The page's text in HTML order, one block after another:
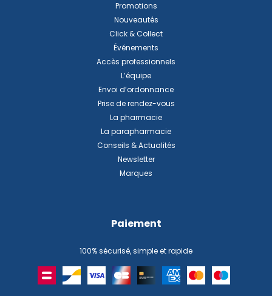
Promotions
Nouveautés
Click & Collect
Événements
Accès professionnels
L’équipe
Envoi d’ordonnance
Prise de rendez-vous
La pharmacie
La parapharmacie
Conseils & Actualités
Newsletter
Marques
Paiement
100% sécurisé, simple et rapide